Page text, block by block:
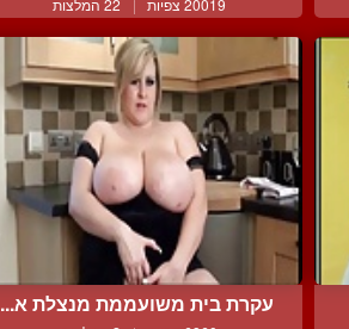
עקרת בית משועממת מנצלת א...